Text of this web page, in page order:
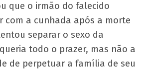
que o irmão do falecido
com a cunhada após a morte
separar o sexo da
todo o prazer, mas não a
de perpetuar a família de seu